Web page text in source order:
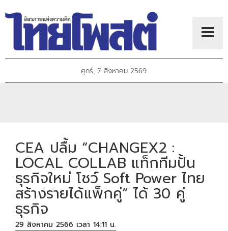
ศุกร์, 7 สิงหาคม 2569
CEA ปลื้ม “CHANGEX2 :
LOCAL COLLAB แท็กทีมปั้น
ธุรกิจใหม่ โชว์ Soft Power ไทย
สร้างรายได้แพ็กคู่” ได้ 30 คู่
ธุรกิจ
29 สิงหาคม 2566 เวลา 14:11 น.